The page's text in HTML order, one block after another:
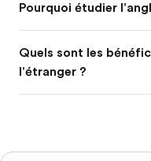
Pourquoi étudier
Quels sont les
l'étranger ?